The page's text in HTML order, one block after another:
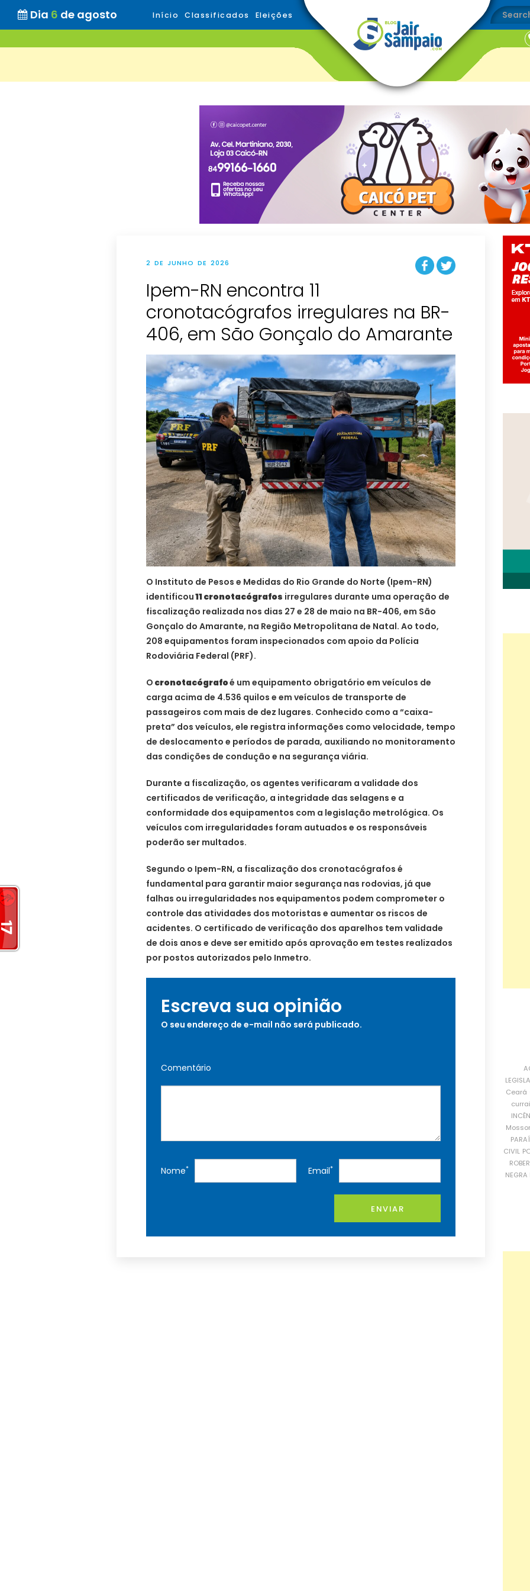
Dia 6 de agosto Início Classificados Eleições
2 DE JUNHO DE 2026
Ipem-RN encontra 11
cronotacógrafos irregulares na BR-
406, em São Gonçalo do Amarante
O Instituto de Pesos e Medidas do Rio Grande do Norte (Ipem-RN)
identificou11 cronotacógrafos irregulares durante uma operação de
fiscalização realizada nos dias 27 e 28 de maio na BR-406, em São
Gonçalo do Amarante, na Região Metropolitana de Natal. Ao todo,
208 equipamentos foram inspecionados com apoio da Polícia
Rodoviária Federal (PRF).
O cronotacógrafoé um equipamento obrigatório em veículos de
carga acima de 4.536 quilos e em veículos de transporte de
passageiros com mais de dez lugares. Conhecido como a “caixa-
preta” dos veículos, ele registra informações como velocidade, tempo
de deslocamento e períodos de parada, auxiliando no monitoramento
das condições de condução e na segurança viária.
Durante a fiscalização, os agentes verificaram a validade dos
certificados de verificação, a integridade das selagens e a
conformidade dos equipamentos com a legislação metrológica. Os
veículos com irregularidades foram autuados e os responsáveis
poderão ser multados.
Segundo o Ipem-RN, a fiscalização dos cronotacógrafos é
fundamental para garantir maior segurança nas rodovias, já que
falhas ou irregularidades nos equipamentos podem comprometer o
controle das atividades dos motoristas e aumentar os riscos de
acidentes. O certificado de verificação dos aparelhos tem validade
de dois anos e deve ser emitido após aprovação em testes realizados
por postos autorizados pelo Inmetro.
Escreva sua opinião
O seu endereço de e-mail não será publicado.
Comentário
Nome* Email*
ENVIAR
Ceará
CIVIL
NEGRA